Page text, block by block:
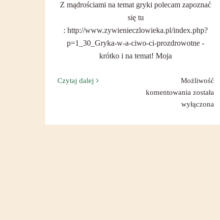
Z mądrościami na temat gryki polecam zapoznać
się tu
: http://www.zywienieczlowieka.pl/index.php?
p=1_30_Gryka-w-a-ciwo-ci-prozdrowotne -
krótko i na temat! Moja
Czytaj dalej
Możliwość
komentowania została
wyłączona